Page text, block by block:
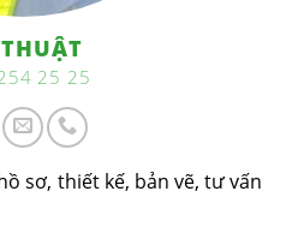
25 25
sơ, thiết kế, bản vẽ, tư vấn